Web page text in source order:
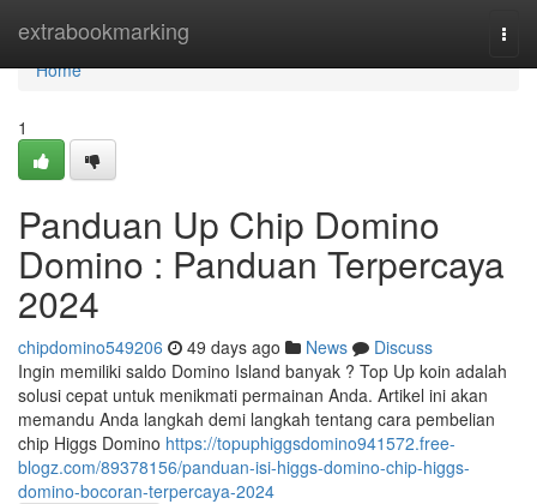
extrabookmarking
Home
Home
1
Panduan Up Chip Domino
Domino : Panduan Terpercaya
2024
chipdomino549206 49 days ago News
Discuss
Ingin memiliki saldo Domino Island banyak ? Top Up koin adalah
solusi cepat untuk menikmati permainan Anda. Artikel ini akan
memandu Anda langkah demi langkah tentang cara pembelian
chip Higgs Domino https://topuphiggsdomino941572.free-
blogz.com/89378156/panduan-isi-higgs-domino-chip-higgs-
domino-bocoran-terpercaya-2024